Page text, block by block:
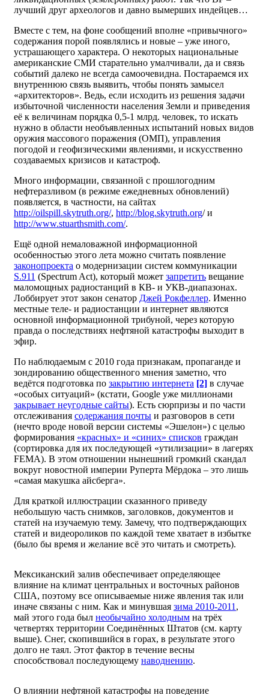
лучший друг археологов и давно вымерших индейцев…
Вместе с тем, на фоне сообщений вполне «привычного»
содержания порой появлялись и новые – уже иного,
устрашающего характера. О некоторых национальные
американские СМИ старательно умалчивали, да и связь
событий далеко не всегда самоочевидна. Постараемся их
внутреннюю связь выявить, чтобы понять замысел
«архитекторов». Ведь, если исходить из решения задачи
избыточной численности населения Земли и приведения
её к величинам порядка 0,5-1 млрд. человек, то искать
нужно в области необъявленных испытаний новых видов
оружия массового поражения (ОМП), управления
погодой и геофизическими явлениями, и искусственно
создаваемых кризисов и катастроф.
Много информации, связанной с прошлогодним
нефтеразливом (в режиме ежедневных обновлений)
появляется, в частности, на сайтах
http://oilspill.skytruth.org/, http://blog.skytruth.org/ и
http://www.stuarthsmith.com/.
Ещё одной немаловажной информационной
особенностью этого лета можно считать появление
законопроекта о модернизации систем коммуникации
S.911 (Spectrum Act), который может запретить вещание
маломощных радиостанций в КВ- и УКВ-диапазонах.
Лоббирует этот закон сенатор Джей Рокфеллер. Именно
местные теле- и радиостанции и интернет являются
основной информационной трибуной, через которую
правда о последствиях нефтяной катастрофы выходит в
эфир.
По наблюдаемым с 2010 года признакам, пропаганде и
зондированию общественного мнения заметно, что
ведётся подготовка по закрытию интернета [2] в случае
«особых ситуаций» (кстати, Google уже миллионами
закрывает неугодные сайты). Есть сюрпризы и по части
отслеживания содержания почты и разговоров в сети
(нечто вроде новой версии системы «Эшелон») с целью
формирования «красных» и «синих» списков граждан
(сортировка для их последующей «утилизации» в лагерях
FEMA). В этом отношении нынешний громкий скандал
вокруг новостной империи Руперта Мёрдока – это лишь
«самая макушка айсберга».
Для краткой иллюстрации сказанного приведу
небольшую часть снимков, заголовков, документов и
статей на изучаемую тему. Замечу, что подтверждающих
статей и видеороликов по каждой теме хватает в избытке
(было бы время и желание всё это читать и смотреть).
Мексиканский залив обеспечивает определяющее
влияние на климат центральных и восточных районов
США, поэтому все описываемые ниже явления так или
иначе связаны с ним. Как и минувшая зима 2010-2011 ,
май этого года был необычайно холодным на трёх
четвертях территории Соединённых Штатов (см. карту
выше). Снег, скопившийся в горах, в результате этого
долго не таял. Этот фактор в течение весны
способствовал последующему наводнению.
О влиянии нефтяной катастрофы на поведение